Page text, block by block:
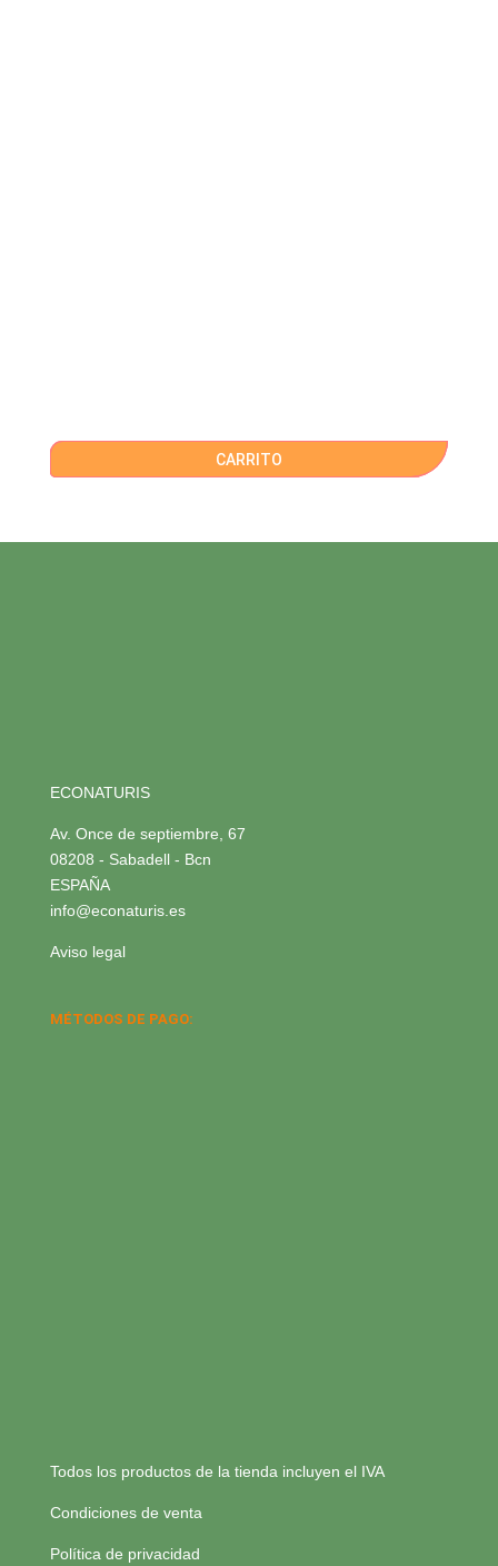
CARRITO
ECONATURIS
Av. Once de septiembre, 67
08208 - Sabadell - Bcn
ESPAÑA
info@econaturis.es
Aviso legal
MÉTODOS DE PAGO:
Todos los productos de la tienda incluyen el IVA
Condiciones de venta
Política de privacidad